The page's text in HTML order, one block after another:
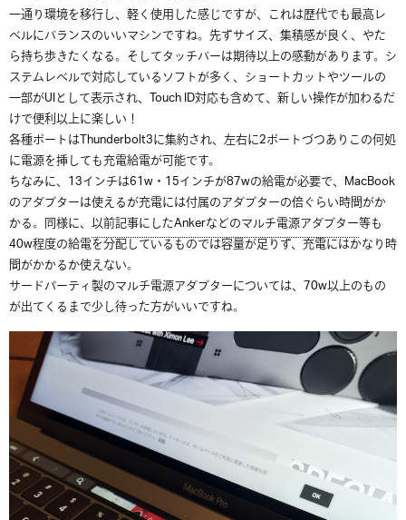
一通り環境を移行し、軽く使用した感じですが、これは歴代でも最高レ
ベルにバランスのいいマシンですね。先ずサイズ、集積感が良く、やた
ら持ち歩きたくなる。そしてタッチバーは期待以上の感動があります。シ
ステムレベルで対応しているソフトが多く、ショートカットやツールの
一部がUIとして表示され、Touch ID対応も含めて、新しい操作が加わるだ
けで便利以上に楽しい！
各種ポートはThunderbolt3に集約され、左右に2ポートづつありこの何処
に電源を挿しても充電給電が可能です。
ちなみに、13インチは61w・15インチが87wの給電が必要で、MacBook
のアダプターは使えるが充電には付属のアダプターの倍ぐらい時間がか
かる。同様に、 以前記事にしたAnkerなどのマルチ電源アダプター等も
40w程度の給電を分配しているものでは容量が足りず、充電にはかなり時
間がかかるか使えない。
サードパーティ製のマルチ電源アダプターについては、70w以上のもの
が出てくるまで少し待った方がいいですね。